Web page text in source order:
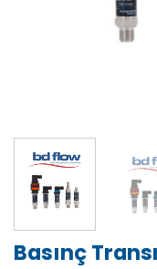
Basınç